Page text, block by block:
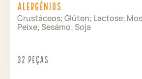
Alergénios
Crustáceos; Glúten; Lactose;
Peixe; Sesámo; Soja
32 peças